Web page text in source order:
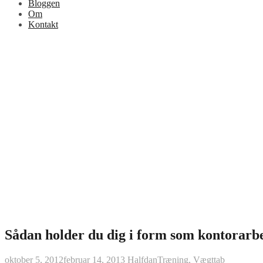
Bloggen
Om
Kontakt
Sådan holder du dig i form som
oktober 5, 2012februar 14, 2013 HalfdanTræning, Vægttab